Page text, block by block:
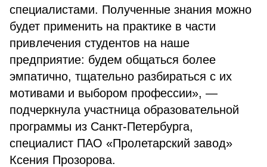
специалистами. Полученные знания можно
будет применить на практике в части
привлечения студентов на наше
предприятие: будем общаться более
эмпатично, тщательно разбираться с их
мотивами и выбором профессии», —
подчеркнула участница образовательной
программы из Санкт-Петербурга,
специалист ПАО «Пролетарский завод»
Ксения Прозорова.